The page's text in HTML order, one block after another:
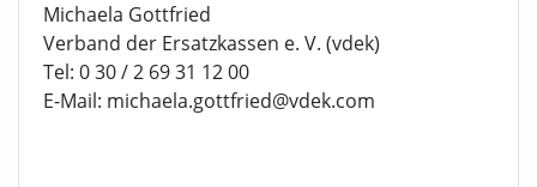
Michaela Gottfried
Verband der Ersatzkassen e. V. (vdek)
Tel: 0 30 / 2 69 31 12 00
E-Mail: michaela.gottfried@vdek.com